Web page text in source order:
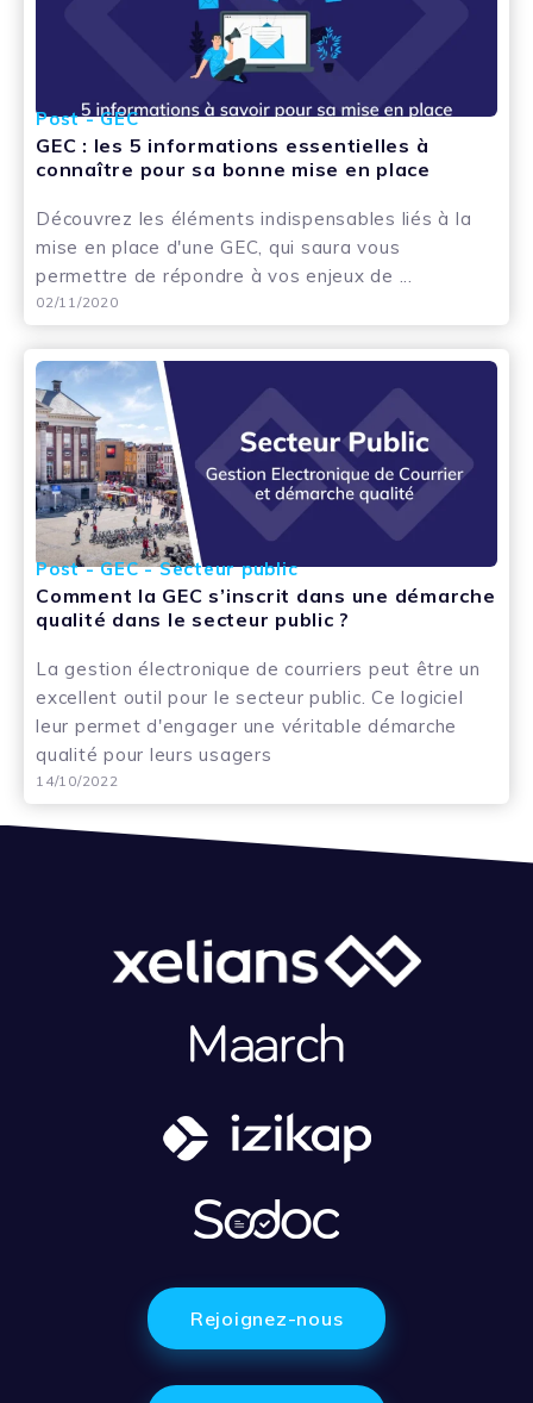
Post - GEC
GEC : les 5 informations essentielles à
connaître pour sa bonne mise en place
Découvrez les éléments indispensables liés à la
mise en place d'une GEC, qui saura vous
permettre de répondre à vos enjeux de ...
02/11/2020
Post - GEC - Secteur public
Comment la GEC s’inscrit dans une démarche
qualité dans le secteur public ?
La gestion électronique de courriers peut être un
excellent outil pour le secteur public. Ce logiciel
leur permet d'engager une véritable démarche
qualité pour leurs usagers
14/10/2022
Rejoignez-nous